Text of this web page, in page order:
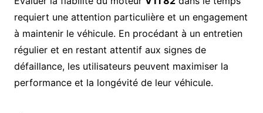
requiert une attention particulière et un engagement
à maintenir le véhicule. En procédant à un entretien
régulier et en restant attentif aux signes de
défaillance, les utilisateurs peuvent maximiser la
performance et la longévité de leur véhicule.